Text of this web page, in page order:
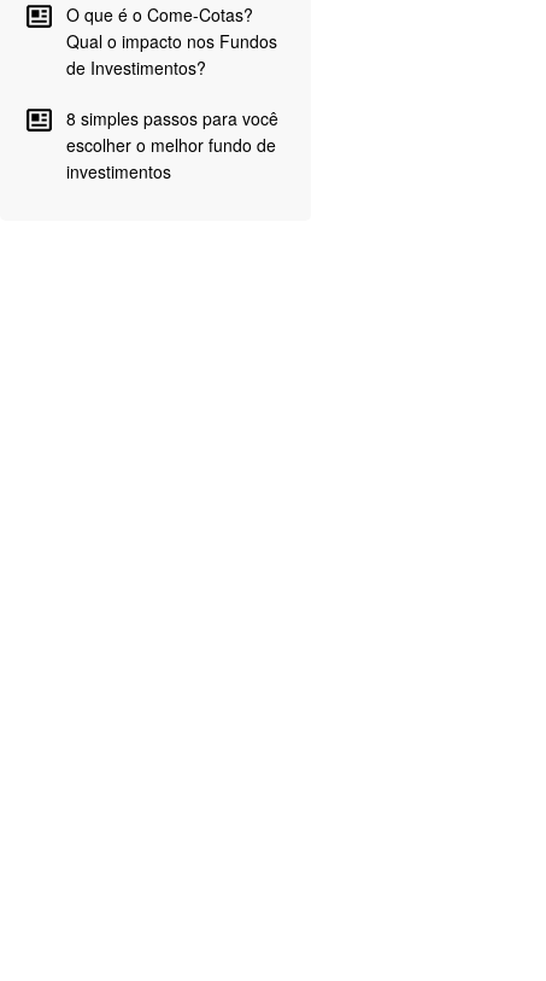
O que é o Come-Cotas?
Qual o impacto nos Fundos
de Investimentos?
8 simples passos para você
escolher o melhor fundo de
investimentos